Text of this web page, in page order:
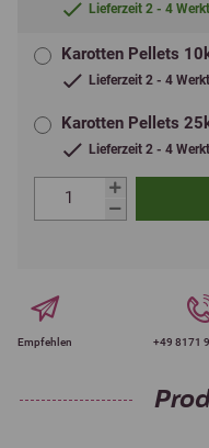
Lieferzeit 2 - 4
Karotten Pellets
Lieferzeit 2 - 4
Karotten Pellets
Lieferzeit 2 - 4
Empfehlen +49 8171